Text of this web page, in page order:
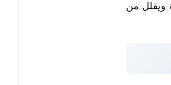
ويقلل من